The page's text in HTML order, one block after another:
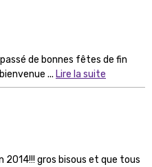
de bonnes fêtes de fin
... Lire la suite
2014!!! gros bisous et que tous